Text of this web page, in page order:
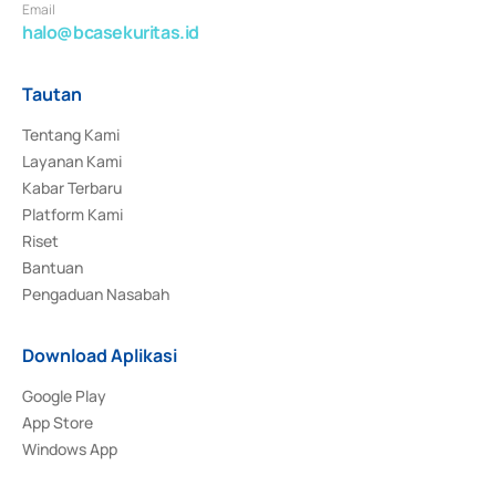
Email
halo@bcasekuritas.id
Tautan
Tentang Kami
Layanan Kami
Kabar Terbaru
Platform Kami
Riset
Bantuan
Pengaduan Nasabah
Download Aplikasi
Google Play
App Store
Windows App